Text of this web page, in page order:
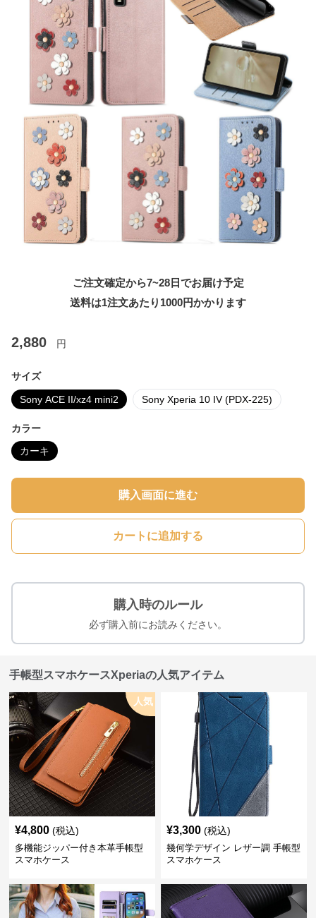
ご注文確定から7~28日でお届け予定
送料は1注文あたり 1000円かかります
2,880 円
サイズ
Sony ACE II/xz4 mini2 Sony Xperia 10 IV (PDX-225)
カラー
カーキ
購入画面に進む
カートに追加する
購入時のルール
必ず購入前にお読みください。
手帳型スマホケースXperiaの人気アイテム
人気
¥4,800 (税込)
多機能ジッパー付き本革手帳型
スマホケース
¥3,300 (税込)
幾何学デザイン レザー調 手帳型
スマホケース